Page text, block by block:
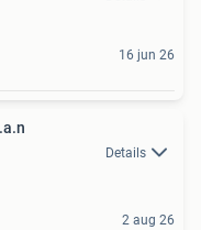
16 jun 26
Details
2 aug 26